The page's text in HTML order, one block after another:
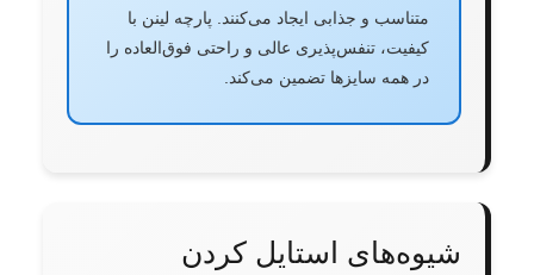
متناسب و جذابی ایجاد می‌کنند. پارچه لینن با
کیفیت، تنفس‌پذیری عالی و راحتی فوق‌العاده را
در همه سایزها تضمین می‌کند.
شیوه‌های استایل کردن